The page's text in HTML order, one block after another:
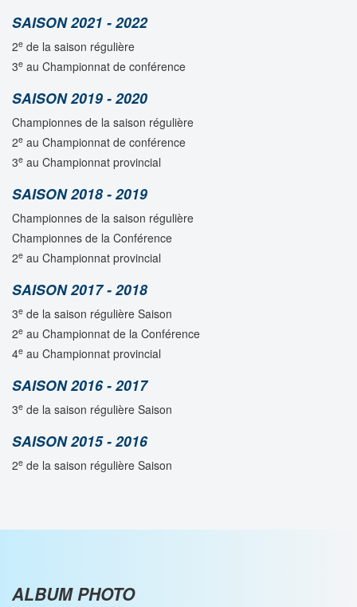
SAISON 2021 - 2022
2e de la saison régulière
3e au Championnat de conférence
SAISON 2019 - 2020
Championnes de la saison régulière
2e au Championnat de conférence
3e au Championnat provincial
SAISON 2018 - 2019
Championnes de la saison régulière
Championnes de la Conférence
2e au Championnat provincial
SAISON 2017 - 2018
3e de la saison régulière Saison
2e au Championnat de la Conférence
4e au Championnat provincial
SAISON 2016 - 2017
3e de la saison régulière Saison
SAISON 2015 - 2016
2e de la saison régulière Saison
ALBUM PHOTO